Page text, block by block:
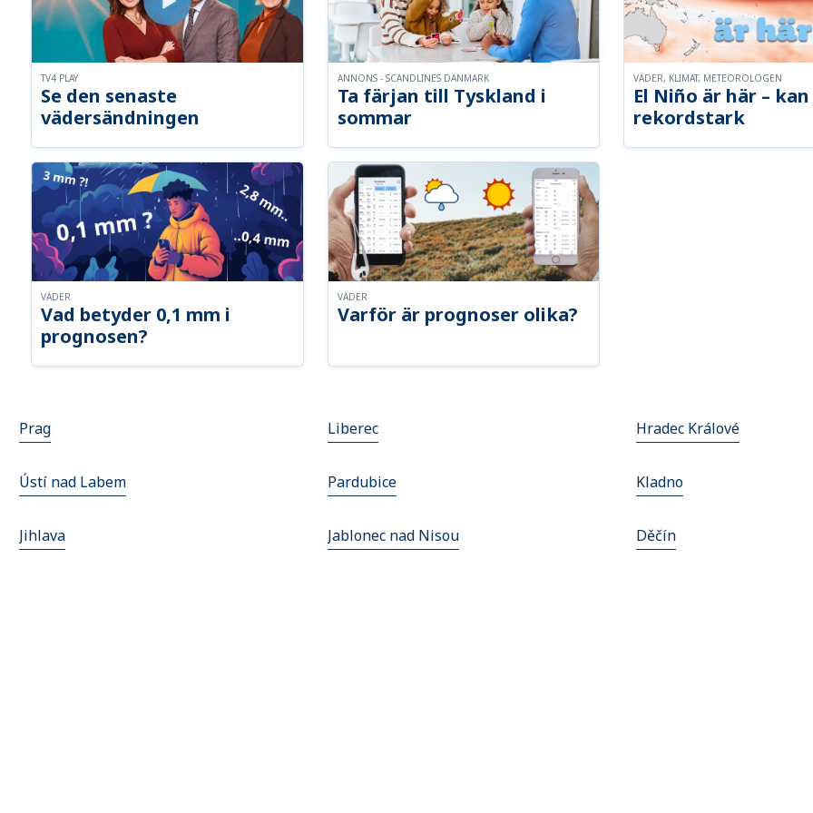
Se den senaste
vädersändningen
TV4 PLAY
Ta färjan till Tyskland i
sommar
ANNONS - SCANDLINES DANMARK
El Niño är här –
rekordstark
VÄDER, KLIMAT, METEOROLOGEN
Vad betyder 0,1 mm i
prognosen?
VÄDER
Varför är prognoser olika?
VÄDER
Prag Liberec Hradec Králové
Ústí nad Labem Pardubice Kladno
Jihlava Jablonec nad Nisou Děčín